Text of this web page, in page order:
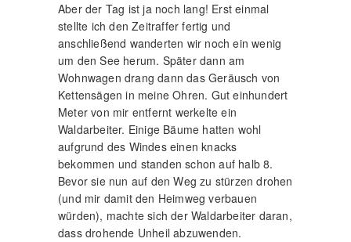
Aber der Tag ist ja noch lang! Erst einmal
stellte ich den Zeitraffer fertig und
anschließend wanderten wir noch ein wenig
um den See herum. Später dann am
Wohnwagen drang dann das Geräusch von
Kettensägen in meine Ohren. Gut einhundert
Meter von mir entfernt werkelte ein
Waldarbeiter. Einige Bäume hatten wohl
aufgrund des Windes einen knacks
bekommen und standen schon auf halb 8.
Bevor sie nun auf den Weg zu stürzen drohen
(und mir damit den Heimweg verbauen
würden), machte sich der Waldarbeiter daran,
dass drohende Unheil abzuwenden.